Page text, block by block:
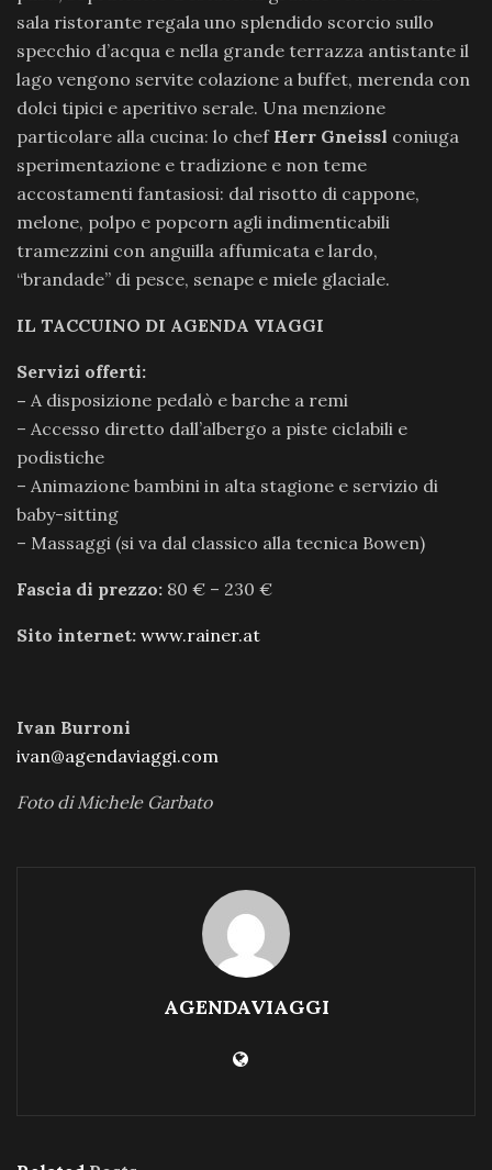
sala ristorante regala uno splendido scorcio sullo
specchio d’acqua e nella grande terrazza antistante il
lago vengono servite colazione a buffet, merenda con
dolci tipici e aperitivo serale. Una menzione
particolare alla cucina: lo chef Herr Gneissl coniuga
sperimentazione e tradizione e non teme
accostamenti fantasiosi: dal risotto di cappone,
melone, polpo e popcorn agli indimenticabili
tramezzini con anguilla affumicata e lardo,
“brandade” di pesce, senape e miele glaciale.
IL TACCUINO DI AGENDA VIAGGI
Servizi offerti:
– A disposizione pedalò e barche a remi
– Accesso diretto dall’albergo a piste ciclabili e
podistiche
– Animazione bambini in alta stagione e servizio di
baby-sitting
– Massaggi (si va dal classico alla tecnica Bowen)
Fascia di prezzo: 80 € – 230 €
Sito internet: www.rainer.at
Ivan Burroni
ivan@agendaviaggi.com
Foto di Michele Garbato
AGENDAVIAGGI